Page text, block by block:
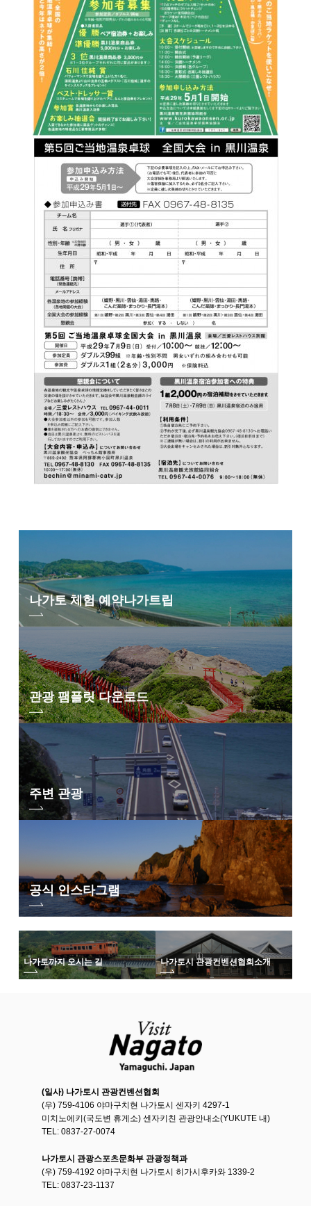
나가토 체험 예약나가트립
관광 팸플릿 다운로드
주변 관광
공식 인스타그램
나가토까지 오시는 길 나가토시 관광컨벤션협회소개
(일사) 나가토시 관광컨벤션협회
(우) 759-4106 야마구치현 나가토시 센자키 4297-1
미치노에키(국도변 휴게소) 센자키친 관광안내소(YUKUTE 내)
TEL: 0837-27-0074
나가토시 관광스포츠문화부 관광정책과
(우) 759-4192 야마구치현 나가토시 히가시후카와 1339-2
TEL: 0837-23-1137